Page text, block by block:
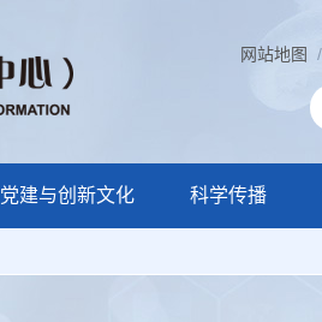
网站地图 /
党建与创新文化 科学传播